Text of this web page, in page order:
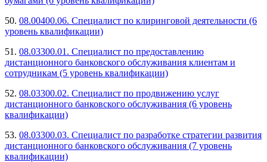
50. 08.00400.06. Специалист по клиринговой деятельности (6
уровень квалификации)
51. 08.03300.01. Специалист по предоставлению
дистанционного банковского обслуживания клиентам и
сотрудникам (5 уровень квалификации)
52. 08.03300.02. Специалист по продвижению услуг
дистанционного банковского обслуживания (6 уровень
квалификации)
53. 08.03300.03. Специалист по разработке стратегии развития
дистанционного банковского обслуживания (7 уровень
квалификации)